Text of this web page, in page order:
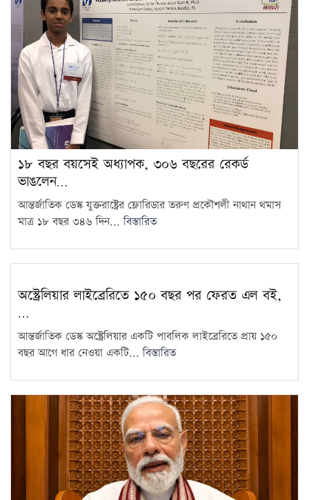
জগন্নাথ বিশ্ববিদ্যালয়, তদন্ত কমিটি
গঠন
12
চট্টগ্রাম বোর্ডের স্থগিত হওয়া
এইচএসসি পরীক্ষার নতুন সময়সূচি
প্রকাশ
13
১৮ বছর বয়সেই অধ্যাপক, ৩০৬
বছরের রেকর্ড ভাঙলেন তিনি
14
শুরু হয়েছে: জামায়াত আমির
15
নিরাপত্তা ব্যবস্থা
১৮ বছর বয়সেই অধ্যাপক, ৩০৬ বছরের রেকর্ড
ভাঙলেন…
আন্তর্জাতিক ডেস্ক যুক্তরাষ্ট্রের ফ্লোরিডার তরুণ প্রকৌশলী নাথান থমাস
মাত্র ১৮ বছর ৩৪৬ দিন...বিস্তারিত
অস্ট্রেলিয়ার লাইব্রেরিতে ১৫০ বছর পর ফেরত এল বই,
…
আন্তর্জাতিক ডেস্ক অস্ট্রেলিয়ার একটি পাবলিক লাইব্রেরিতে প্রায় ১৫০
বছর আগে ধার নেওয়া একটি...বিস্তারিত